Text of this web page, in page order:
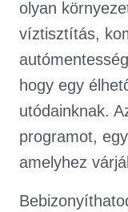
olyan
víztisztítás,
hogy egy
utódainknak.
programot,
amelyhez